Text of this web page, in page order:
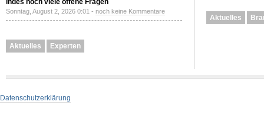
indes noch viele offene Fragen
Sonntag, August 2, 2026 0:01 - noch keine Kommentare
Aktuelles Experten
Aktuelles
Datenschutzerklärung